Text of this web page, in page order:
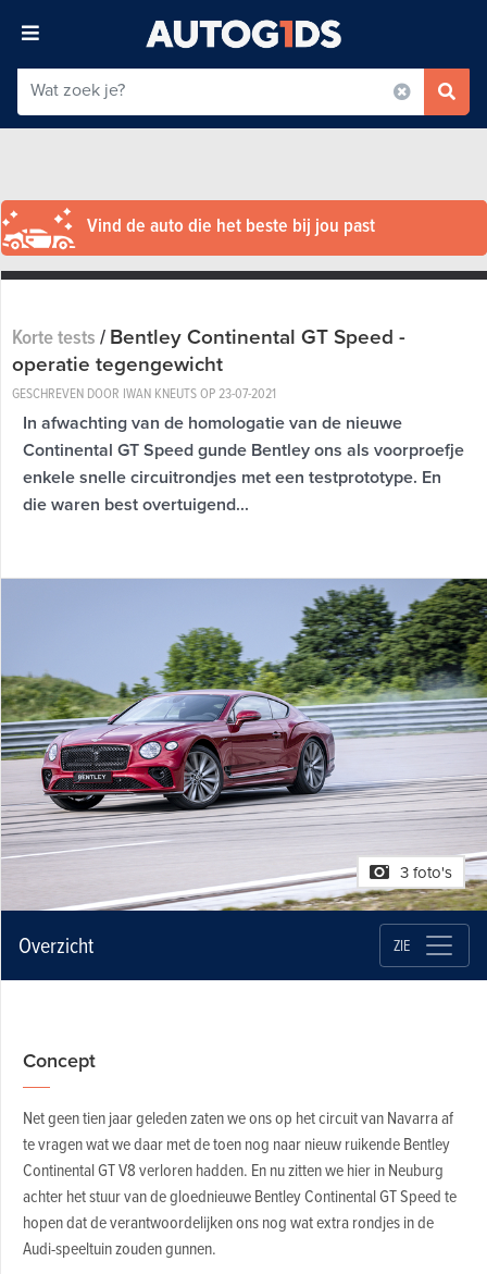
Vind de auto die het beste bij jou past
Korte tests/Bentley Continental GT Speed -
operatie tegengewicht
GESCHREVEN DOOR IWAN KNEUTS OP 23-07-2021
In afwachting van de homologatie van de nieuwe
Continental GT Speed gunde Bentley ons als voorproefje
enkele snelle circuitrondjes met een testprototype. En
die waren best overtuigend...
3 foto's
Overzicht ZIE
Concept
Net geen tien jaar geleden zaten we ons op het circuit van Navarra af
te vragen wat we daar met de toen nog naar nieuw ruikende Bentley
Continental GT V8 verloren hadden. En nu zitten we hier in Neuburg
achter het stuur van de gloednieuwe Bentley Continental GT Speed te
hopen dat de verantwoordelijken ons nog wat extra rondjes in de
Audi-speeltuin zouden gunnen.